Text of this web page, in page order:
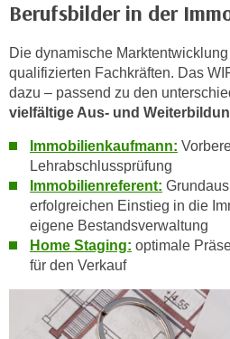
Berufsbilder in der
Die dynamische
qualifizierten Fachkräften. Das
dazu – passend zu den
vielfältige Aus- und
Immobilienkaufmann:
Lehrabschlussprüfung
Immobilienreferent:
erfolgreichen Einstieg in die
eigene Bestandsverwaltung
Home Staging: optimale
für den Verkauf
c
u
t
z
e
r
l
u